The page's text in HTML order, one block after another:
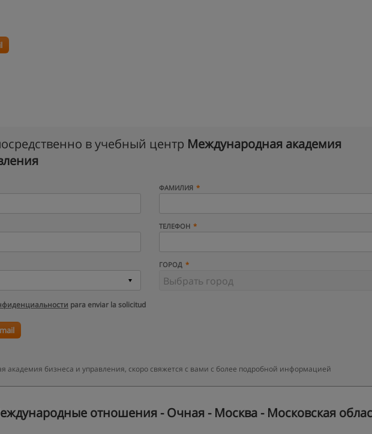
в учебный центр Международная академия
ФАМИЛИЯ
ТЕЛЕФОН
ГОРОД
para enviar la solicitud
академия бизнеса и управления, скоро свяжется с вами с более подробной информацией
отношения - Очная - Москва - Московская